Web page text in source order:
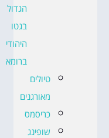
הגדול
בגטו
היהודי
ברומא
טיולים
מאורגנים
כריסמס
שופינג